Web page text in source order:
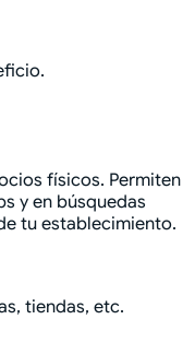
físicos. Permiten
y en búsquedas
tu establecimiento.
tiendas, etc.